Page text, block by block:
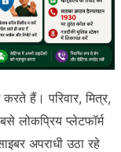
हैं। परिवार, मित्र,
लोकप्रिय प्लेटफॉर्म
अपराधी उठा रहे